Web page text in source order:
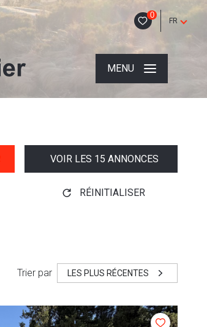
0
FR
MENU
VOIR LES 15 ANNONCES
RÉINITIALISER
Trier par LES PLUS RÉCENTES